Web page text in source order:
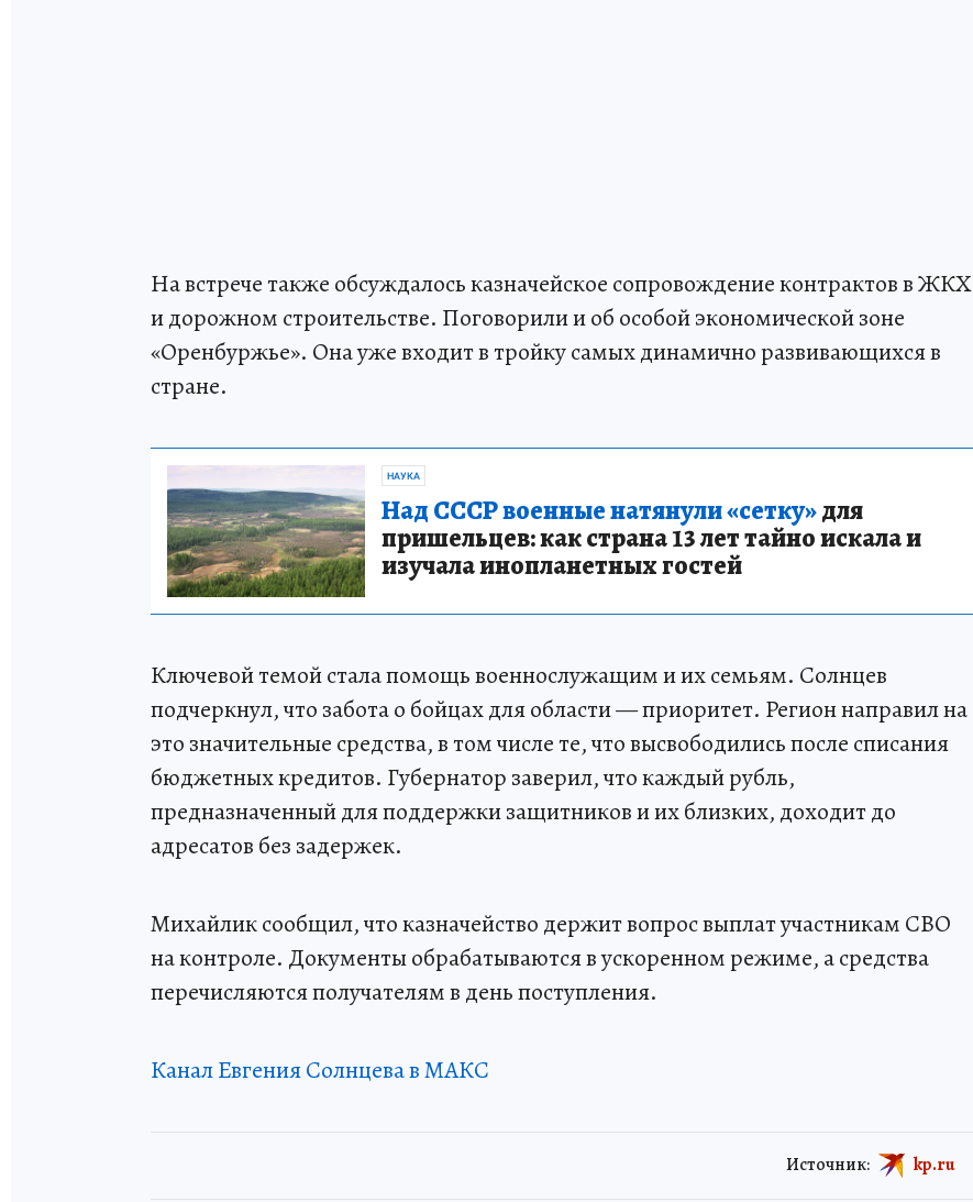
На встрече также обсуждалось казначейское сопровождение контрактов в ЖКХ
и дорожном строительстве. Поговорили и об особой экономической зоне
«Оренбуржье». Она уже входит в тройку самых динамично развивающихся в
стране.
НАУКА
Над СССР военные натянули «сетку»для
пришельцев: как страна 13 лет тайно искала и
изучала инопланетных гостей
Ключевой темой стала помощь военнослужащим и их семьям. Солнцев
подчеркнул, что забота о бойцах для области — приоритет. Регион направил на
это значительные средства, в том числе те, что высвободились после списания
бюджетных кредитов. Губернатор заверил, что каждый рубль,
предназначенный для поддержки защитников и их близких, доходит до
адресатов без задержек.
Михайлик сообщил, что казначейство держит вопрос выплат участникам СВО
на контроле. Документы обрабатываются в ускоренном режиме, а средства
перечисляются получателям в день поступления.
Канал Евгения Солнцева в МАКС
Источник: kp.ru